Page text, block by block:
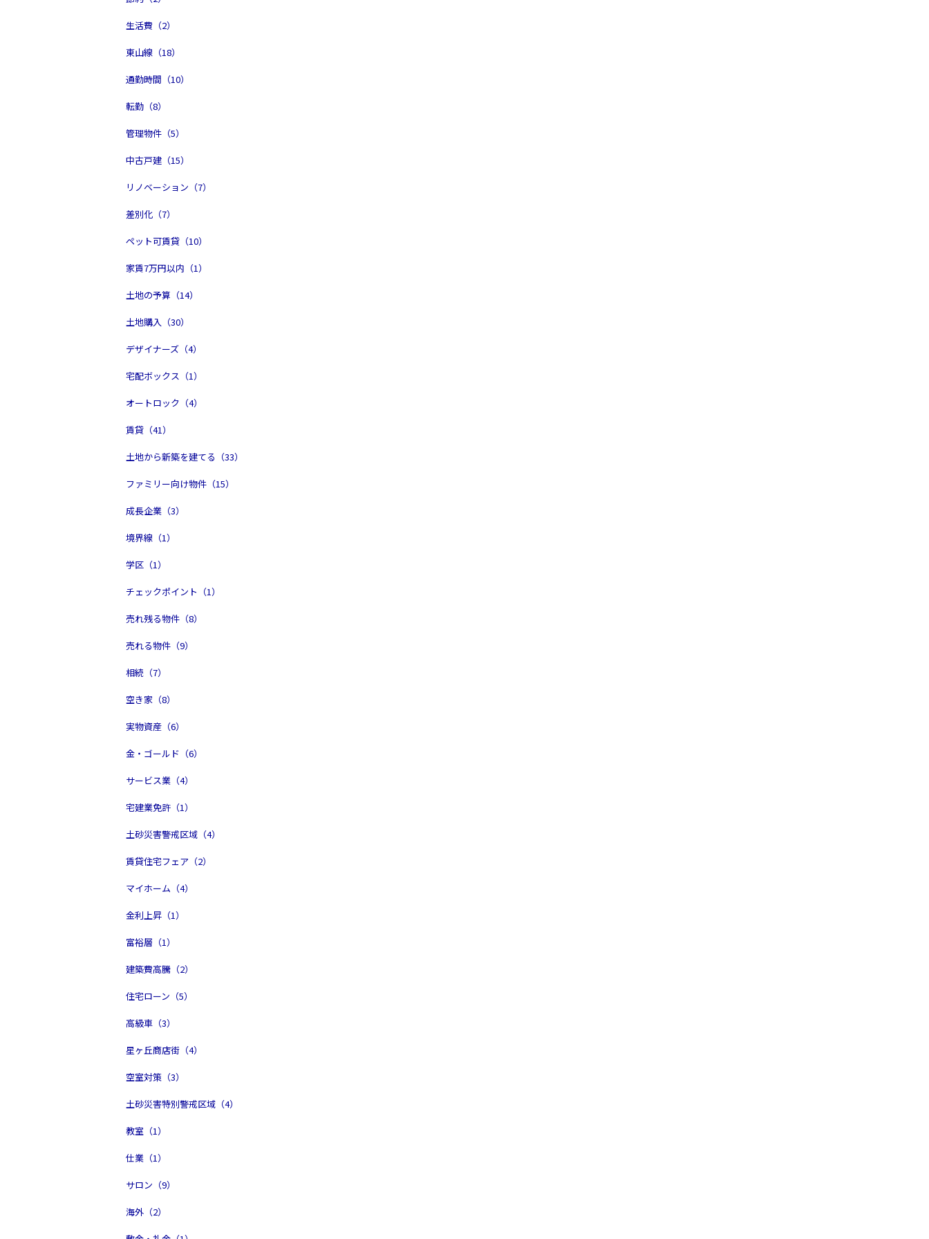
生活費（2）
東山線（18）
通勤時間（10）
転勤（8）
管理物件（5）
中古戸建（15）
リノベーション（7）
差別化（7）
ペット可賃貸（10）
家賃7万円以内（1）
土地の予算（14）
土地購入（30）
デザイナーズ（4）
宅配ボックス（1）
オートロック（4）
賃貸（41）
土地から新築を建てる（33）
ファミリー向け物件（15）
成長企業（3）
境界線（1）
学区（1）
チェックポイント（1）
売れ残る物件（8）
売れる物件（9）
相続（7）
空き家（8）
実物資産（6）
金・ゴールド（6）
サービス業（4）
宅建業免許（1）
土砂災害警戒区域（4）
賃貸住宅フェア（2）
マイホーム（4）
金利上昇（1）
富裕層（1）
建築費高騰（2）
住宅ローン（5）
高級車（3）
星ヶ丘商店街（4）
空室対策（3）
土砂災害特別警戒区域（4）
教室（1）
仕業（1）
サロン（9）
海外（2）